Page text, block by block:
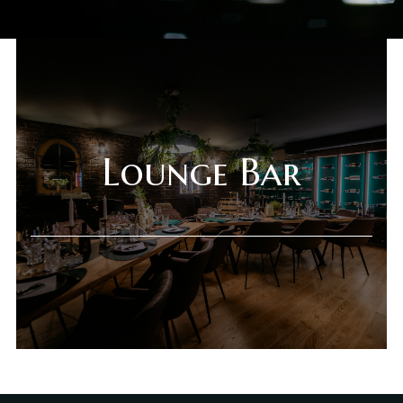
Novi Sad
Online shop
Beograd
Gift Shop
Deli Market
Lounge Bar